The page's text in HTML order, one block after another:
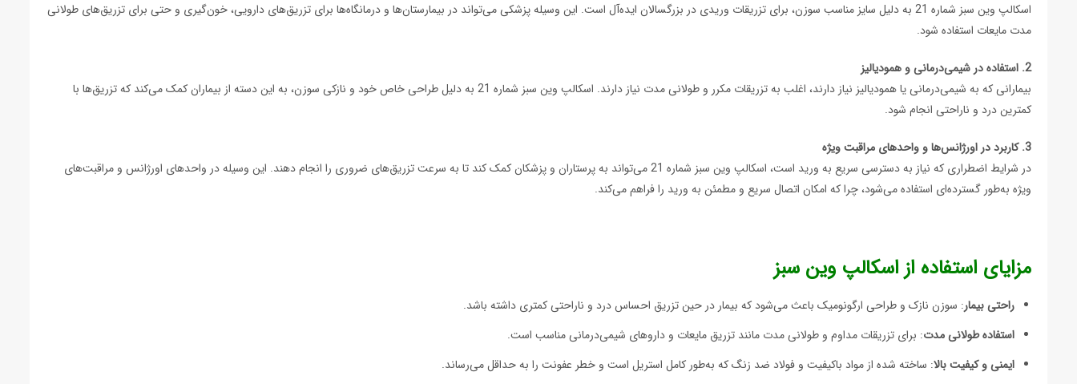
اسکالپ وین سبز شماره 21 به دلیل سایز مناسب سوزن، برای تزریقات وریدی در بزرگسالان ایده‌آل است. این وسیله پزشکی می‌تواند در بیمارستان‌ها و درمانگاه‌ها برای تزریق‌های دارویی، خون‌گیری و حتی برای تزریق‌های طولانی
مدت مایعات استفاده شود.
2. استفاده در شیمی‌درمانی و همودیالیز
بیمارانی که به شیمی‌درمانی یا همودیالیز نیاز دارند، اغلب به تزریقات مکرر و طولانی مدت نیاز دارند. اسکالپ وین سبز شماره 21 به دلیل طراحی خاص خود و نازکی سوزن، به این دسته از بیماران کمک می‌کند که تزریق‌ها با
کمترین درد و ناراحتی انجام شود.
3. کاربرد در اورژانس‌ها و واحدهای مراقبت ویژه
در شرایط اضطراری که نیاز به دسترسی سریع به ورید است، اسکالپ وین سبز شماره 21 می‌تواند به پرستاران و پزشکان کمک کند تا به سرعت تزریق‌های ضروری را انجام دهند. این وسیله در واحدهای اورژانس و مراقبت‌های
ویژه به‌طور گسترده‌ای استفاده می‌شود، چرا که امکان اتصال سریع و مطمئن به ورید را فراهم می‌کند.
مزایای استفاده از اسکالپ وین سبز
راحتی بیمار: سوزن نازک و طراحی ارگونومیک باعث می‌شود که بیمار در حین تزریق احساس درد و ناراحتی کمتری داشته باشد.
استفاده طولانی مدت: برای تزریقات مداوم و طولانی مدت مانند تزریق مایعات و داروهای شیمی‌درمانی مناسب است.
ایمنی و کیفیت بالا: ساخته شده از مواد باکیفیت و فولاد ضد زنگ که به‌طور کامل استریل است و خطر عفونت را به حداقل می‌رساند.